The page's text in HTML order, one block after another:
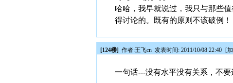
哈哈，我早就说过，我只与那些
得讨论的。既有的原则不该破例！
[124楼] 作者:王飞cn 发表时间: 2011/10/08 22:40 [
一句话---没有水平没有关系，不要